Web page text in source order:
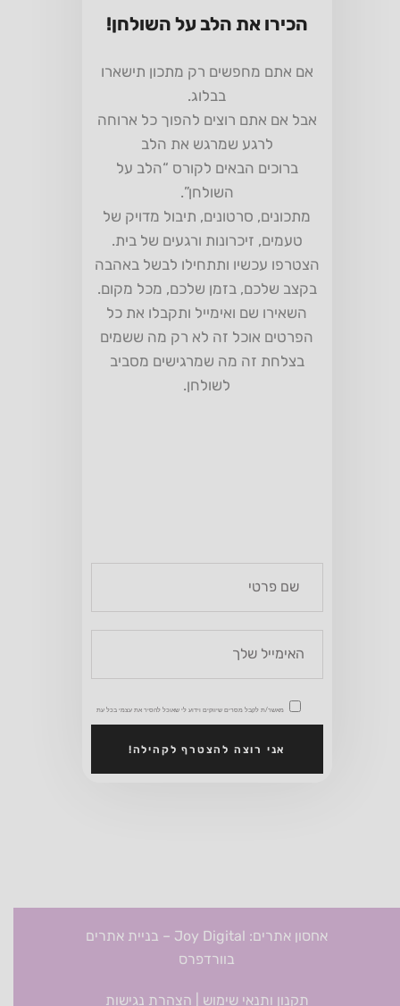
הכירו את הלב על השולחן!
אם אתם מחפשים רק מתכון תישארו
בבלוג.
אבל אם אתם רוצים להפוך כל ארוחה
לרגע שמרגש את הלב
ברוכים הבאים לקורס “הלב על
השולחן”.
מתכונים, סרטונים, תיבול מדויק של
טעמים, זיכרונות ורגעים של בית.
הצטרפו עכשיו ותתחילו לבשל באהבה
בקצב שלכם, בזמן שלכם, מכל מקום.
השאירו שם ואימייל ותקבלו את כל
הפרטים אוכל זה לא רק מה ששמים
בצלחת זה מה שמרגישים מסביב
לשולחן.
מאשר/ת לקבל מסרים שיווקים וידוע לי שאוכל להסיר את עצמי בכל עת
אני רוצה להצטרף לקהילה!
אחסון אתרים: Joy Digital – בניית אתרים
בוורדפרס
תקנון ותנאי שימוש הצהרת נגישות